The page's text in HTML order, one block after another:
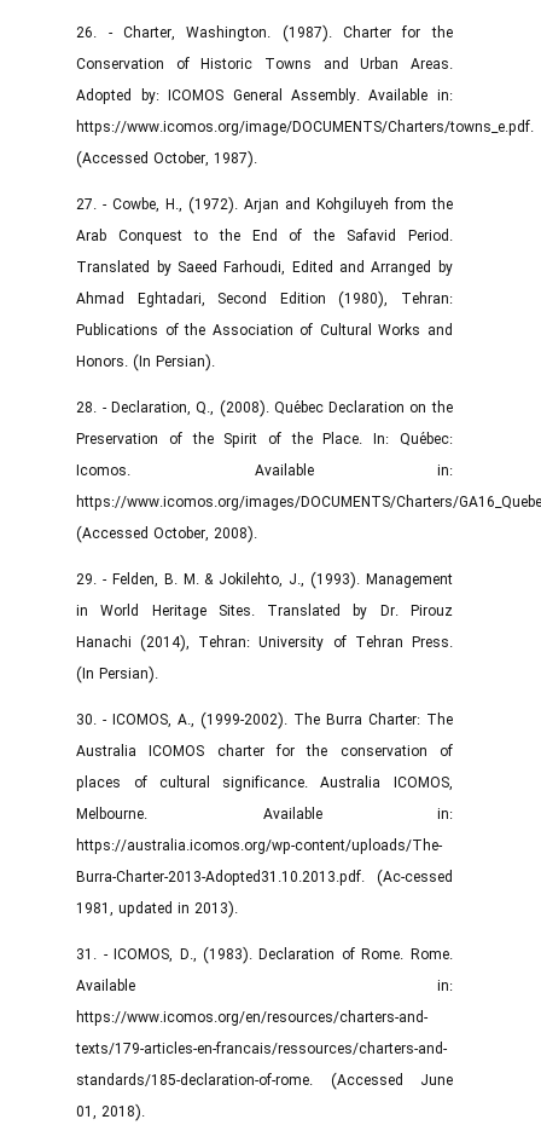
26. - Charter, Washington. (1987). Charter for the
Conservation of Historic Towns and Urban Areas.
Adopted by: ICOMOS General Assembly. Available in:
https://www.icomos.org/image/DOCUMENTS/Charters/
(Accessed October, 1987).
27. - Cowbe, H., (1972). Arjan and Kohgiluyeh from the
Arab Conquest to the End of the Safavid Period.
Translated by Saeed Farhoudi, Edited and Arranged by
Ahmad Eghtadari, Second Edition (1980), Tehran:
Publications of the Association of Cultural Works and
Honors. (In Persian).
28. - Declaration, Q., (2008). Québec Declaration on the
Preservation of the Spirit of the Place. In: Québec:
Icomos. Available in:
https://www.icomos.org/images/DOCUMENTS/Charters/
(Accessed October, 2008).
29. - Felden, B. M. & Jokilehto, J., (1993). Management
in World Heritage Sites. Translated by Dr. Pirouz
Hanachi (2014), Tehran: University of Tehran Press.
(In Persian).
30. - ICOMOS, A., (1999-2002). The Burra Charter: The
Australia ICOMOS charter for the conservation of
places of cultural significance. Australia ICOMOS,
Melbourne. Available in:
https://australia.icomos.org/wp-content/uploads/The-
Burra-Charter-2013-Adopted31.10.2013.pdf. (Ac-cessed
1981, updated in 2013).
31. - ICOMOS, D., (1983). Declaration of Rome. Rome.
Available in:
https://www.icomos.org/en/resources/charters-and-
texts/179-articles-en-francais/ressources/charters-and-
standards/185-declaration-of-rome. (Accessed June
01, 2018).